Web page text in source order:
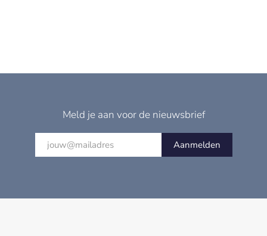
Meld je aan voor de nieuwsbrief
Aanmelden